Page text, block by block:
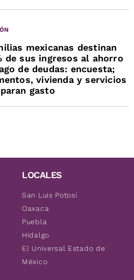
mexicanas destinan
de sus ingresos al ahorro
de deudas: encuesta;
vivienda y servicios
gasto
LOCALES
San Luis Potosí
Oaxaca
Puebla
Hidalgo
El Universal Estado de
México